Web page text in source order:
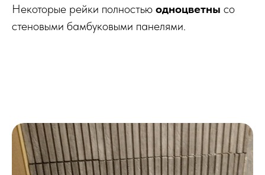
Некоторые рейки полностью одноцветны со
стеновыми бамбуковыми панелями.